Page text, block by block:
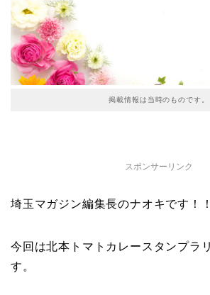
掲載情報は当時のものです。
スポンサーリンク
埼玉マガジン編集長のナオキです！！
今回は北本トマトカレースタンプラ
す。